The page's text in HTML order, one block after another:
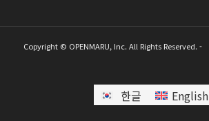
Copyright © OPENMARU, Inc. All Rights Reserved. -
한글 English